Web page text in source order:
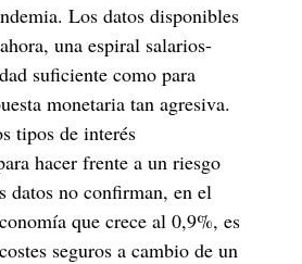
Los datos disponibles
una espiral salarios-
suficiente como para
monetaria tan agresiva.
tipos de interés
hacer frente a un riesgo
datos no confirman, en el
que crece al 0,9%, es
seguros a cambio de un